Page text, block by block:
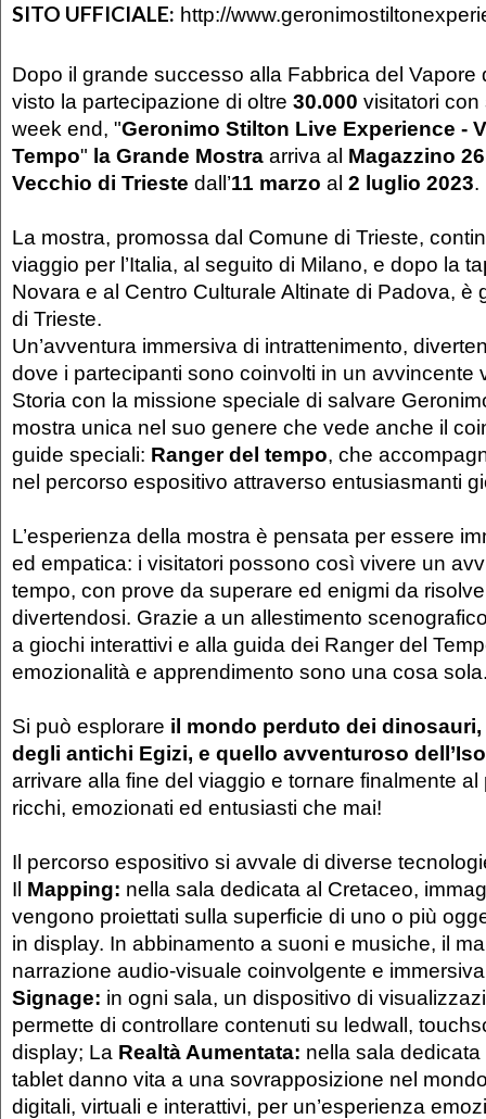
SITO UFFICIALE: http://
Dopo il grande successo alla Fabbrica del Vapore
visto la partecipazione di oltre 30.000 visitatori
week end, "Geronimo Stilton Live Experience -
Tempo" la Grande Mostra arriva al Magazzino
Vecchio di Trieste dall’11 marzo al 2 luglio 2023.
La mostra, promossa dal Comune di Trieste,
viaggio per l’Italia, al seguito di Milano, e dopo la
Novara e al Centro Culturale Altinate di Padova, è
di Trieste.
Un’avventura immersiva di intrattenimento,
dove i partecipanti sono coinvolti in un avvincente
Storia con la missione speciale di salvare
mostra unica nel suo genere che vede anche il
guide speciali: Ranger del tempo, che
nel percorso espositivo attraverso entusiasmanti
L’esperienza della mostra è pensata per essere
ed empatica: i visitatori possono così vivere un
tempo, con prove da superare ed enigmi da
divertendosi. Grazie a un allestimento
a giochi interattivi e alla guida dei Ranger del
emozionalità e apprendimento sono una cosa
Si può esplorare il mondo perduto dei
degli antichi Egizi, e quello avventuroso
arrivare alla fine del viaggio e tornare finalmente al
ricchi, emozionati ed entusiasti che mai!
Il percorso espositivo si avvale di diverse
Il Mapping: nella sala dedicata al Cretaceo,
vengono proiettati sulla superficie di uno o più
in display. In abbinamento a suoni e musiche, il
narrazione audio-visuale coinvolgente e
Signage: in ogni sala, un dispositivo di
permette di controllare contenuti su ledwall,
display; La Realtà Aumentata: nella sala dedicata
tablet danno vita a una sovrapposizione nel
digitali, virtuali e interattivi, per un’esperienza